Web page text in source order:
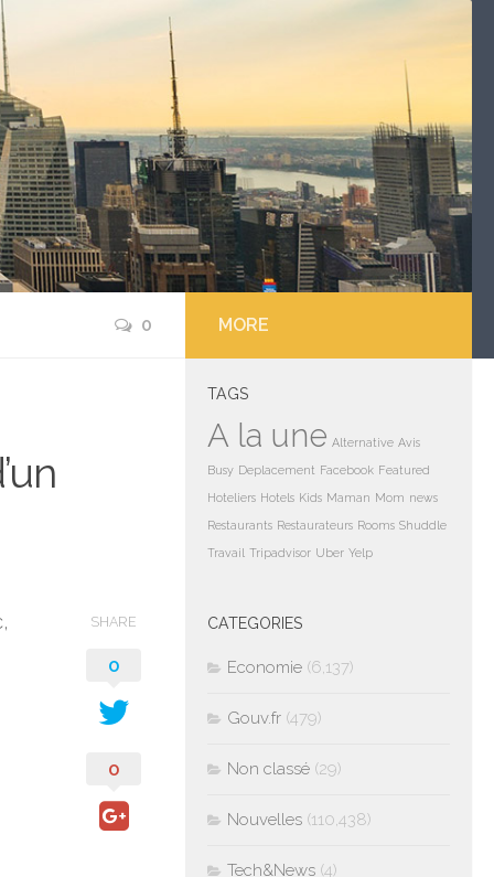
0
SHARE
0
0
MORE
TAGS
A la une Alternative Avis
Busy Deplacement Facebook Featured
Hoteliers Hotels Kids Maman Mom news
Restaurants Restaurateurs Rooms Shuddle
Travail Tripadvisor Uber Yelp
CATEGORIES
Economie (6,137)
Gouv.fr (479)
Non classé (29)
Nouvelles (110,438)
Tech&News (4)